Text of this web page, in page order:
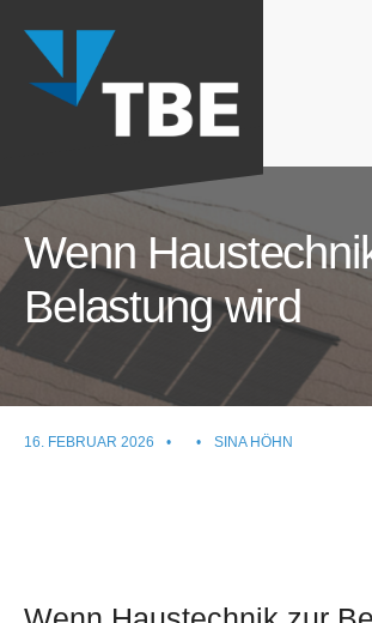
Skip
content
Wenn
Belastung wird
16. FEBRUAR 2026 • • SINA HÖHN